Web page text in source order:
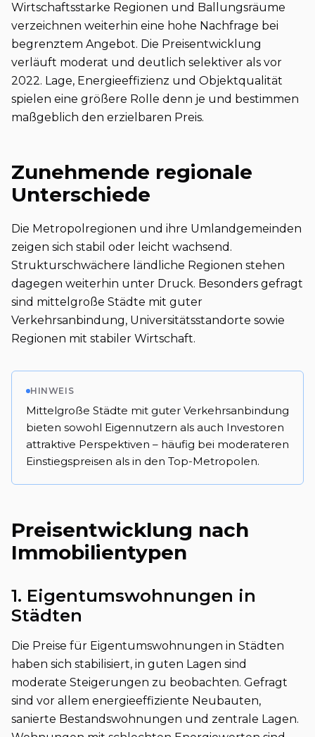
Wirtschaftsstarke Regionen und Ballungsräume
verzeichnen weiterhin eine hohe Nachfrage bei
begrenztem Angebot. Die Preisentwicklung
verläuft moderat und deutlich selektiver als vor
2022. Lage, Energieeffizienz und Objektqualität
spielen eine größere Rolle denn je und bestimmen
maßgeblich den erzielbaren Preis.
Zunehmende regionale
Unterschiede
Die Metropolregionen und ihre Umlandgemeinden
zeigen sich stabil oder leicht wachsend.
Strukturschwächere ländliche Regionen stehen
dagegen weiterhin unter Druck. Besonders gefragt
sind mittelgroße Städte mit guter
Verkehrsanbindung, Universitätsstandorte sowie
Regionen mit stabiler Wirtschaft.
HINWEIS
Mittelgroße Städte mit guter Verkehrsanbindung
bieten sowohl Eigennutzern als auch Investoren
attraktive Perspektiven – häufig bei moderateren
Einstiegspreisen als in den Top-Metropolen.
Preisentwicklung nach
Immobilientypen
1. Eigentumswohnungen in
Städten
Die Preise für Eigentumswohnungen in Städten
haben sich stabilisiert, in guten Lagen sind
moderate Steigerungen zu beobachten. Gefragt
sind vor allem energieeffiziente Neubauten,
sanierte Bestandswohnungen und zentrale Lagen.